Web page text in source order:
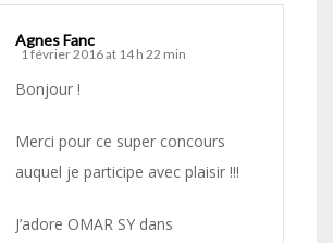
Agnes Fanc
1 février 2016 at 14 h 22 min
Bonjour !
Merci pour ce super concours
auquel je participe avec plaisir !!!
J’adore OMAR SY dans